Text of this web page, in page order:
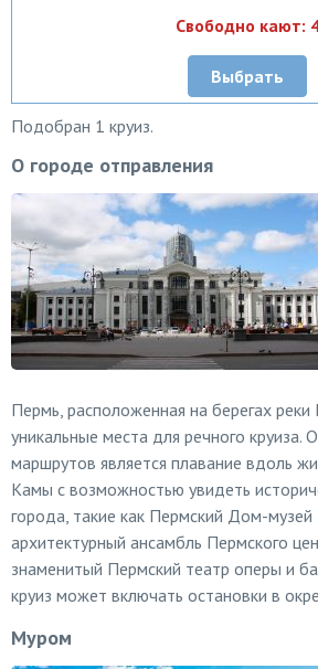
Свободно кают:
Выбрать
Подобран 1 круиз.
О городе отправления
Пермь, расположенная на берегах
уникальные места для речного круиза.
маршрутов является плавание вдоль
Камы с возможностью увидеть
города, такие как Пермский Дом-музей
архитектурный ансамбль Пермского
знаменитый Пермский театр оперы и
круиз может включать остановки в
Муром